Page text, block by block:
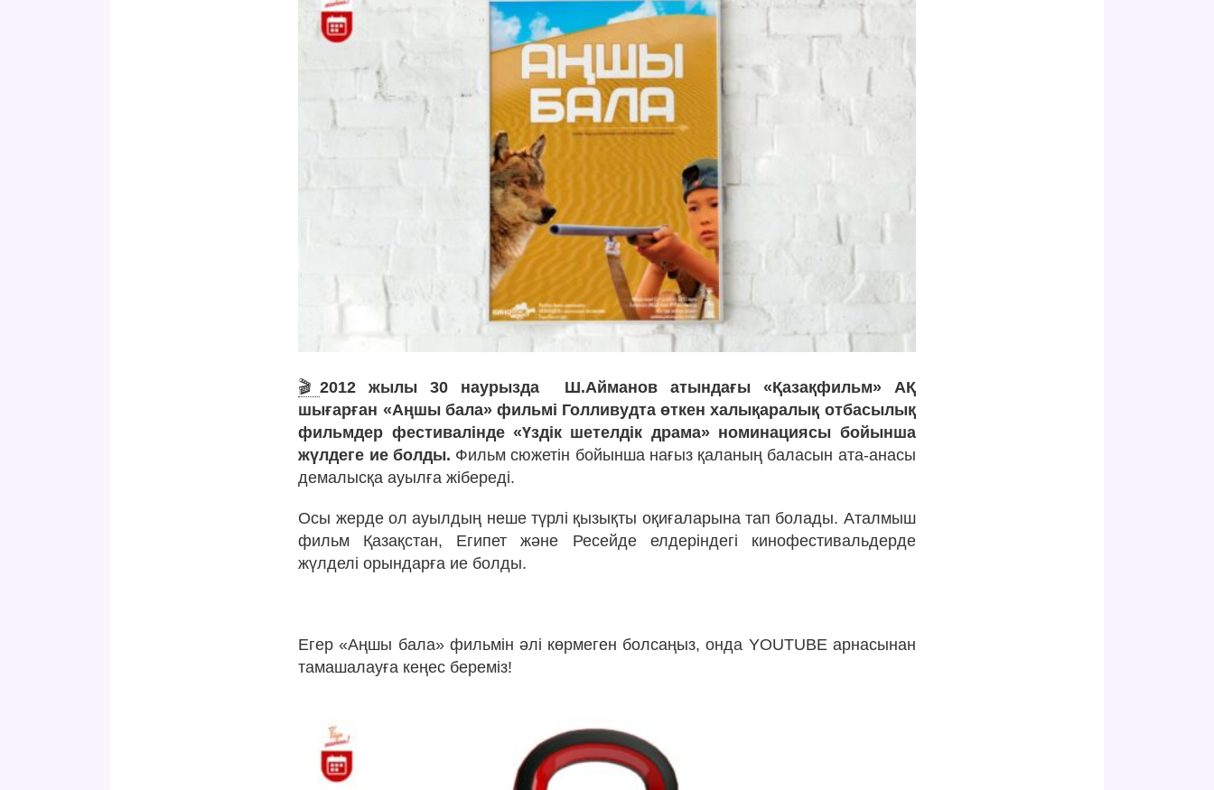
🎬2012 жылы 30 наурызда
Ш.Айманов атындағы «Қазақфильм» АҚ
шығарған «Аңшы бала» фильмі Голливудта өткен халықаралық отбасылық
фильмдер фестивалінде «Үздік шетелдік драма» номинациясы бойынша
жүлдеге ие болды. Фильм сюжетін бойынша нағыз қаланың баласын ата-анасы
демалысқа ауылға жібереді.
Осы жерде ол ауылдың неше түрлі қызықты оқиғаларына тап болады. Аталмыш
фильм Қазақстан, Египет және Ресейде елдеріндегі кинофестивальдерде
жүлделі орындарға ие болды.
Егер «Аңшы бала» фильмін әлі көрмеген болсаңыз, онда YOUTUBE арнасынан
тамашалауға кеңес береміз!